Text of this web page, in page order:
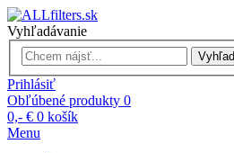
Vyhľadávanie
Prihlásiť
Obľúbené produkty 0
0,- € 0 košík
Menu